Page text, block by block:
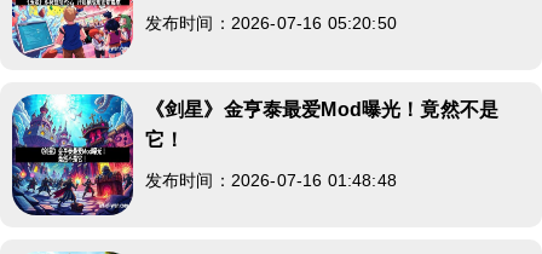
发布时间：2026-07-16 05:20:50
《剑星》金亨泰最爱Mod曝光！竟然不是
它！
发布时间：2026-07-16 01:48:48